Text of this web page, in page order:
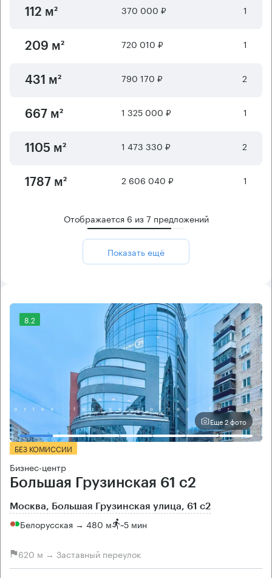
112 м² 370 000 ₽ 1
209 м² 720 010 ₽ 1
431 м² 790 170 ₽ 2
667 м² 1 325 000 ₽ 1
1105 м² 1 473 330 ₽ 2
1787 м² 2 606 040 ₽ 1
Отображается 6 из7 предложений
Показать ещё
8.2
Еще 2 фото
БЕЗ КОМИССИИ
Бизнес-центр
Большая Грузинская 61 с2
Москва, Большая Грузинская улица, 61 с2
Белорусская → 480 м ~5 мин
620 м → Заставный переулок